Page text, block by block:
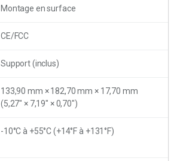
Montage en surface
CE/FCC
Support (inclus)
133,90 mm × 182,70 mm × 17,70 mm
(5,27″ × 7,19″ × 0,70″)
-10°C à +55°C (+14°F à +131°F)